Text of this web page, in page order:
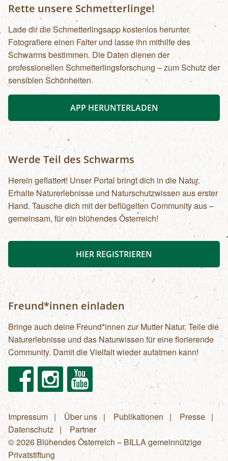
Rette unsere Schmetterlinge!
Lade dir die Schmetterlingsapp kostenlos herunter.
Fotografiere einen Falter und lasse ihn mithilfe des
Schwarms bestimmen. Die Daten dienen der
professionellen Schmetterlingsforschung – zum Schutz der
sensiblen Schönheiten.
APP HERUNTERLADEN
Werde Teil des Schwarms
Herein geflattert! Unser Portal bringt dich in die Natur.
Erhalte Naturerlebnisse und Naturschutzwissen aus erster
Hand. Tausche dich mit der beflügelten Community aus –
gemeinsam, für ein blühendes Österreich!
HIER REGISTRIEREN
Freund*innen einladen
Bringe auch deine Freund*innen zur Mutter Natur. Teile die
Naturerlebnisse und das Naturwissen für eine florierende
Community. Damit die Vielfalt wieder aufatmen kann!
FacebookInstagram Youtube
Fußzeilenmenü
Impressum Über uns Publikationen
Presse
Datenschutz
Partner
© 2026 Blühendes Österreich – BILLA gemeinnützige
Privatstiftung